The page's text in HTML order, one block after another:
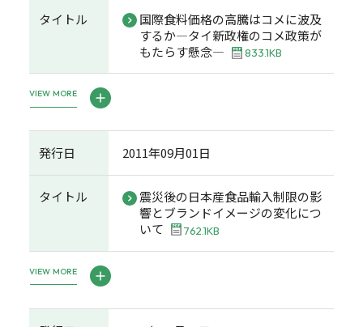
タイトル
国際食料価格の高騰はコメに波及
するか―タイ新政権のコメ政策が
もたらす懸念―
833.1KB
VIEW MORE
発行日 2011年09月01日
タイトル
震災後の日本産食品輸入制限の影
響とブランドイメージの変化につ
いて
762.1KB
VIEW MORE